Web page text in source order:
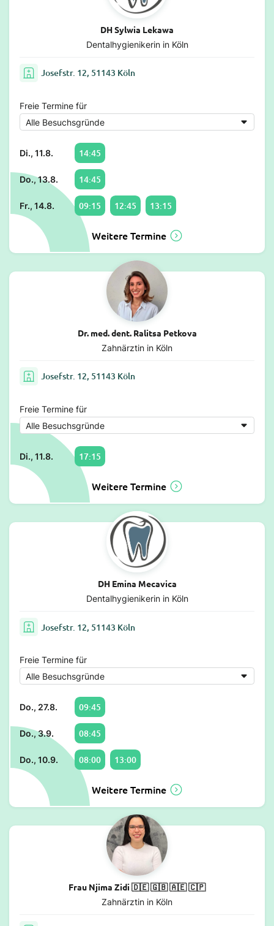
DH Sylwia Lekawa
Dentalhygienikerin in Köln
Josefstr. 12, 51143 Köln
Freie Termine für
Di., 11.8. 14:45
Do., 13.8. 14:45
Fr., 14.8. 09:15 12:45 13:15
Weitere Termine
Dr. med. dent. Ralitsa Petkova
Zahnärztin in Köln
Josefstr. 12, 51143 Köln
Freie Termine für
Di., 11.8. 17:15
Weitere Termine
DH Emina Mecavica
Dentalhygienikerin in Köln
Josefstr. 12, 51143 Köln
Freie Termine für
Do., 27.8. 09:45
Do., 3.9. 08:45
Do., 10.9. 08:00 13:00
Weitere Termine
Frau Njima Zidi 🇩🇪 🇬🇧 🇦🇪 🇨🇵
Zahnärztin in Köln